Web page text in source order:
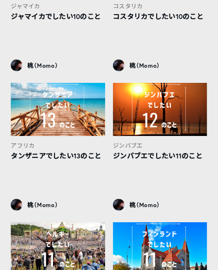
ジャマイカ
ジャマイカでしたい10のこと
桃（Momo）
コスタリカ
コスタリカでしたい10のこと
桃（Momo）
アフリカ
タンザニアでしたい13のこと
桃（Momo）
ジンバブエ
ジンバブエでしたい11のこと
桃（Momo）